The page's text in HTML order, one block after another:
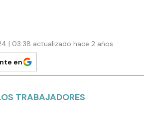
| 03:38 actualizado hace 2 años
en
TRABAJADORES